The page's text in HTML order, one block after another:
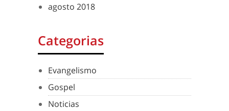
agosto 2018
Categorias
Evangelismo
Gospel
Noticias